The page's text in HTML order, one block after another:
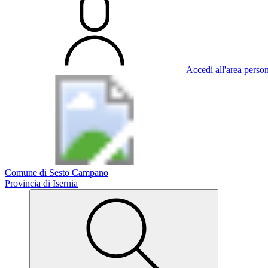
Accedi all'area
Comune di Sesto Campano
Provincia di Isernia